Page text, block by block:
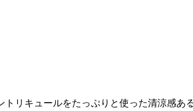
リキュールをたっぷりと使った清涼感あ